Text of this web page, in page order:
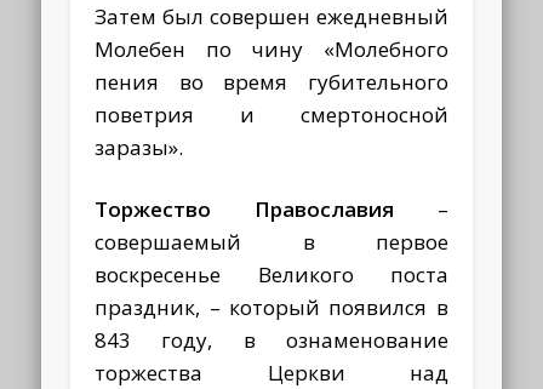
Затем был совершен ежедневный
Молебен по чину «Молебного
пения во время губительного
поветрия и смертоносной
заразы».
Торжество Православия –
совершаемый в первое
воскресенье Великого поста
праздник, – который появился в
843 году, в ознаменование
торжества Церкви над